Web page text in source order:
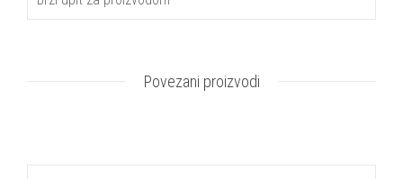
Povezani proizvodi